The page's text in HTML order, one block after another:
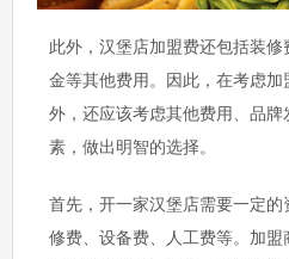
此外，汉堡店加盟费还包括装
金等其他费用。因此，在考虑
外，还应该考虑其他费用、品
素，做出明智的选择。
首先，开一家汉堡店需要一定
修费、设备费、人工费等。加